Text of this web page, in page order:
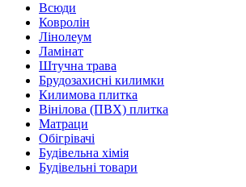
Всюди
Ковролін
Лінолеум
Ламінат
Штучна трава
Брудозахисні килимки
Килимова плитка
Вінілова (ПВХ) плитка
Матраци
Обігрівачі
Будівельна хімія
Будівельні товари